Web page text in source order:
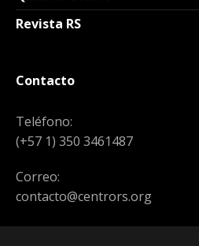
Revista RS
Contacto
Teléfono:
(+57 1) 350 3461487
Correo:
contacto@centrors.org